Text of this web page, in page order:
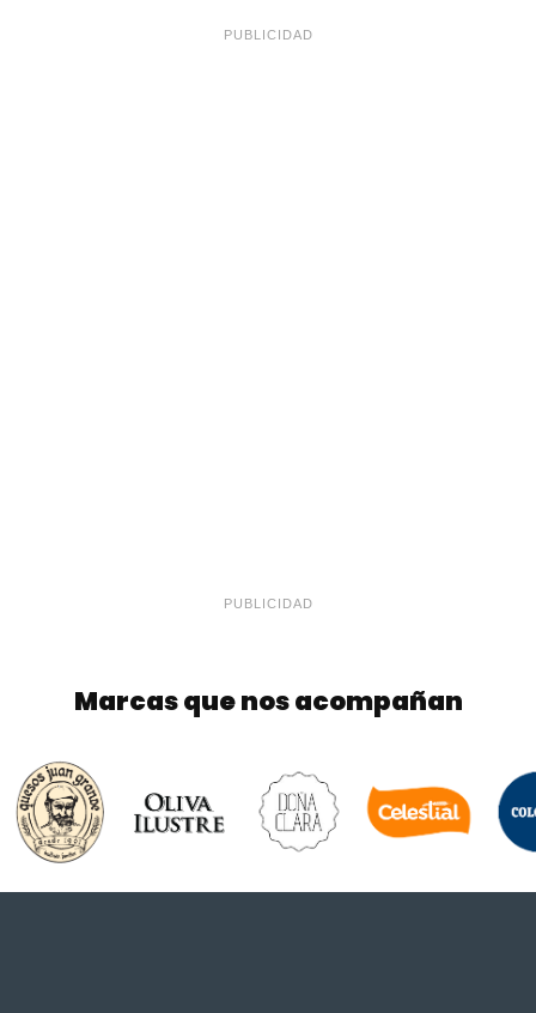
PUBLICIDAD
PUBLICIDAD
Marcas que nos acompañan